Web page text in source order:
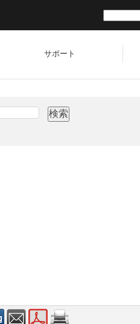
サポート